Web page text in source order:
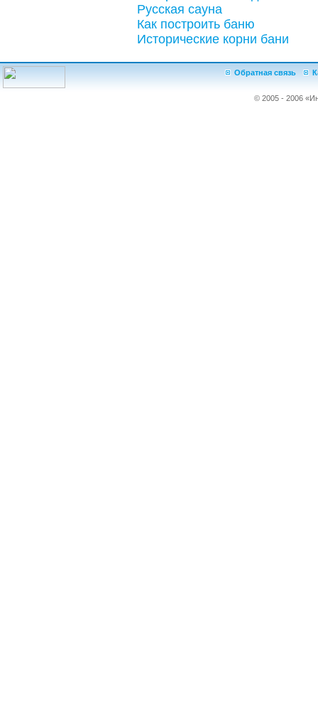
Русская сауна
Как построить баню
Исторические корни бани
Обратная связь
© 2005 - 2006